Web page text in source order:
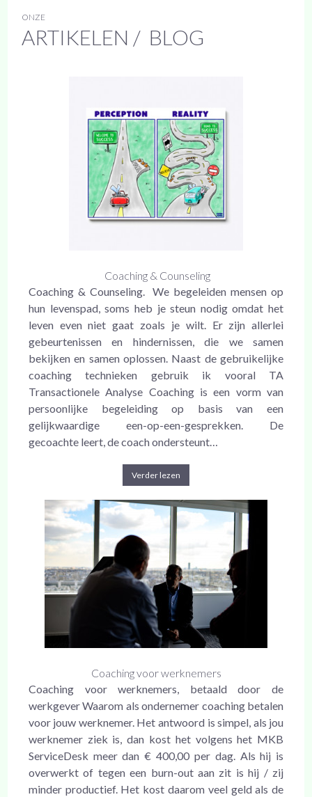
ONZE
ARTIKELEN / BLOG
Coaching & Counseling
Coaching & Counseling. We begeleiden mensen op
hun levenspad, soms heb je steun nodig omdat het
leven even niet gaat zoals je wilt. Er zijn allerlei
gebeurtenissen en hindernissen, die we samen
bekijken en samen oplossen. Naast de gebruikelijke
coaching technieken gebruik ik vooral TA
Transactionele Analyse Coaching is een vorm van
persoonlijke begeleiding op basis van een
gelijkwaardige een-op-een-gesprekken. De
gecoachte leert, de coach ondersteunt…
Verder lezen
Coaching voor werknemers
Coaching voor werknemers, betaald door de
werkgever Waarom als ondernemer coaching betalen
voor jouw werknemer. Het antwoord is simpel, als jou
werknemer ziek is, dan kost het volgens het MKB
ServiceDesk meer dan € 400,00 per dag. Als hij is
overwerkt of tegen een burn-out aan zit is hij / zij
minder productief. Het kost daarom veel geld als de